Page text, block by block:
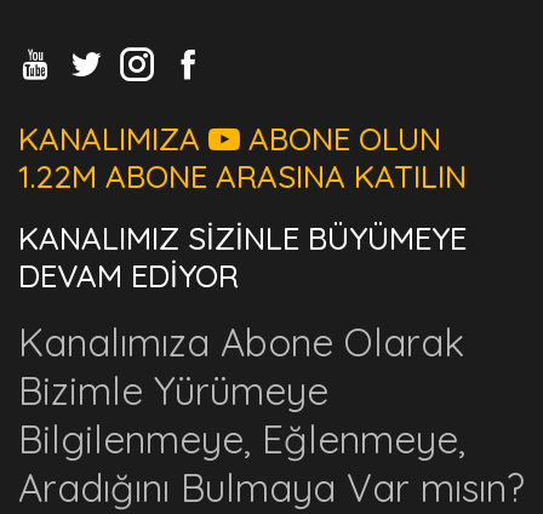
KANALIMIZA
ABONE OLUN
1.22M ABONE ARASINA KATILIN
KANALIMIZ SİZİNLE BÜYÜMEYE
DEVAM EDİYOR
Kanalımıza Abone Olarak
Bizimle Yürümeye
Bilgilenmeye, Eğlenmeye,
Aradığını Bulmaya Var mısın?